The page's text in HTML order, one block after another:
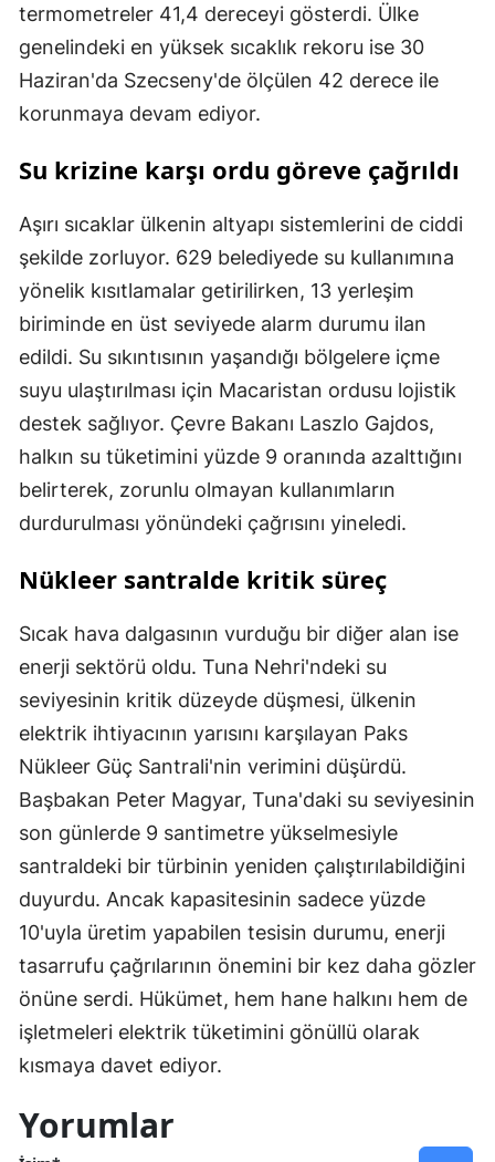
termometreler 41,4 dereceyi gösterdi. Ülke
genelindeki en yüksek sıcaklık rekoru ise 30
Haziran'da Szecseny'de ölçülen 42 derece ile
korunmaya devam ediyor.
Su krizine karşı ordu göreve çağrıldı
Aşırı sıcaklar ülkenin altyapı sistemlerini de ciddi
şekilde zorluyor. 629 belediyede su kullanımına
yönelik kısıtlamalar getirilirken, 13 yerleşim
biriminde en üst seviyede alarm durumu ilan
edildi. Su sıkıntısının yaşandığı bölgelere içme
suyu ulaştırılması için Macaristan ordusu lojistik
destek sağlıyor. Çevre Bakanı Laszlo Gajdos,
halkın su tüketimini yüzde 9 oranında azalttığını
belirterek, zorunlu olmayan kullanımların
durdurulması yönündeki çağrısını yineledi.
Nükleer santralde kritik süreç
Sıcak hava dalgasının vurduğu bir diğer alan ise
enerji sektörü oldu. Tuna Nehri'ndeki su
seviyesinin kritik düzeyde düşmesi, ülkenin
elektrik ihtiyacının yarısını karşılayan Paks
Nükleer Güç Santrali'nin verimini düşürdü.
Başbakan Peter Magyar, Tuna'daki su seviyesinin
son günlerde 9 santimetre yükselmesiyle
santraldeki bir türbinin yeniden çalıştırılabildiğini
duyurdu. Ancak kapasitesinin sadece yüzde
10'uyla üretim yapabilen tesisin durumu, enerji
tasarrufu çağrılarının önemini bir kez daha gözler
önüne serdi. Hükümet, hem hane halkını hem de
işletmeleri elektrik tüketimini gönüllü olarak
kısmaya davet ediyor.
Yorumlar